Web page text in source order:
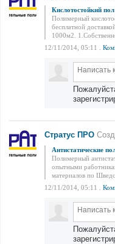
Кислотостойкий
Полимерный
бесплатной
1000м2.
12/11/2014, 05:11
Стратус ПРО
Антистатические
Полимерный
опытными
материалов по
12/11/2014, 05:11